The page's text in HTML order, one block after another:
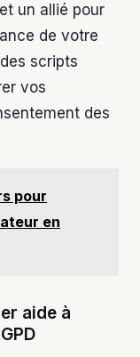
un allié pour
de votre
scripts
vos
des
pour
en
aide à